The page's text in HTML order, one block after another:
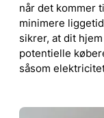
når det kommer
minimere
sikrer, at dit
potentielle
såsom